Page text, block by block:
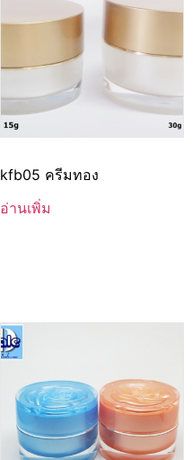
kfb05 ครีมทอง
อ่านเพิ่ม